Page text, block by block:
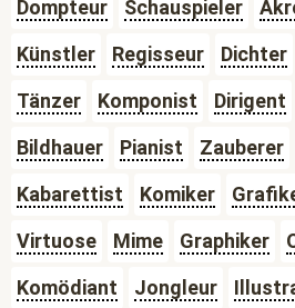
Dompteur Schauspieler
Künstler
Regisseur Dichter
Tänzer
Komponist Dirigent
Bildhauer
Pianist Zauberer
Kabarettist
Komiker
Virtuose
Mime Graphiker
Komödiant
Jongleur